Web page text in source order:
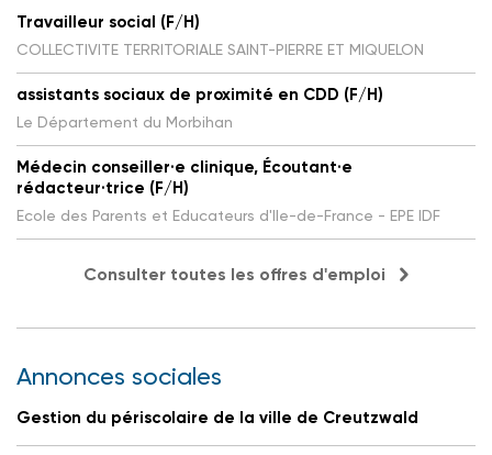
Travailleur social (F/H)
COLLECTIVITE TERRITORIALE SAINT-PIERRE ET MIQUELON
assistants sociaux de proximité en CDD (F/H)
Le Département du Morbihan
Médecin conseiller·e clinique, Écoutant·e
rédacteur·trice (F/H)
Ecole des Parents et Educateurs d'Ile-de-France - EPE IDF
Consulter toutes les offres d'emploi
Annonces sociales
Gestion du périscolaire de la ville de Creutzwald